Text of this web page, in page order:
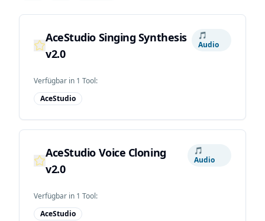
AceStudio Singing Synthesis
v2.0
🎵
Audio
Verfügbar in 1 Tool:
AceStudio
AceStudio Voice Cloning
v2.0
🎵
Audio
Verfügbar in 1 Tool:
AceStudio